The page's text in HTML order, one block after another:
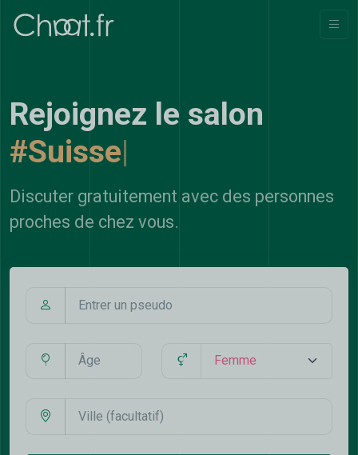
Rejoignez le salon
#Suisse|
Discuter gratuitement avec des personnes
proches de chez vous.